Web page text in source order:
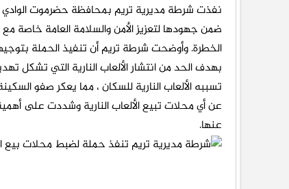
نفذت شرطة مديرية تريم بمحافظة حضرموت الوادي
ضمن جهودها لتعزيز الأمن والسلامة العامة خاصة
الخطرة. وأوضحت شرطة تريم أن تنفيذ الحملة
بهدف الحد من انتشار الألعاب النارية التي تشكل
تسببه الألعاب النارية للسكان ، مما يعكر صفو
عن أي محلات تبيع الألعاب النارية وشددت على
عنها.